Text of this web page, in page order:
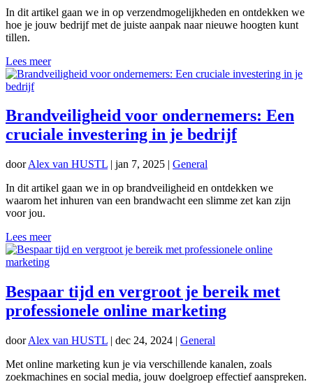
In dit artikel gaan we in op verzendmogelijkheden en ontdekken we
hoe je jouw bedrijf met de juiste aanpak naar nieuwe hoogten kunt
tillen.
Lees meer
Brandveiligheid voor ondernemers: Een
cruciale investering in je bedrijf
doorAlex van HUSTL | jan 7, 2025 | General
In dit artikel gaan we in op brandveiligheid en ontdekken we
waarom het inhuren van een brandwacht een slimme zet kan zijn
voor jou.
Lees meer
Bespaar tijd en vergroot je bereik met
professionele online marketing
doorAlex van HUSTL | dec 24, 2024 | General
Met online marketing kun je via verschillende kanalen, zoals
zoekmachines en social media, jouw doelgroep effectief aanspreken.